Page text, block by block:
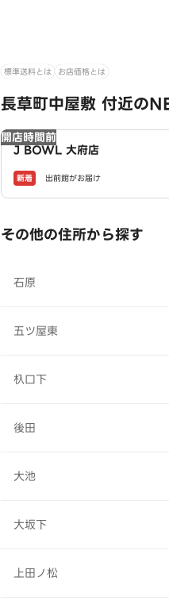
標準送料とは お店価格とは
長草町中屋敷 付近の
開店時間前
J BOWL 大府店
新着 出前館がお届け
その他の住所から探す
石原
五ツ屋東
杁口下
後田
大池
大坂下
上田ノ松